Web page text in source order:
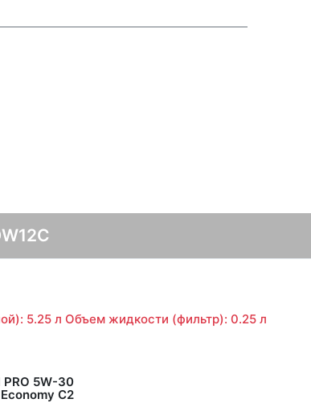
5.25 л Объем жидкости (фильтр): 0.25 л
PRO 5W-30
С2